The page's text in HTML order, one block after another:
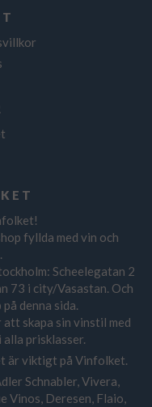
fyllda med vin och
Scheelegatan 2
73 i city/Vasastan. Och
denna sida.
skapa sin vinstil med
prisklasser.
är viktigt på Vinfolket.
Schnabler, Vivera,
Vinos, Deresen, Flaio,